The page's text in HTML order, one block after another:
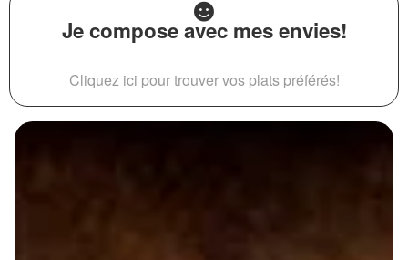
Je compose avec mes envies!
Cliquez ici pour trouver vos plats préférés!